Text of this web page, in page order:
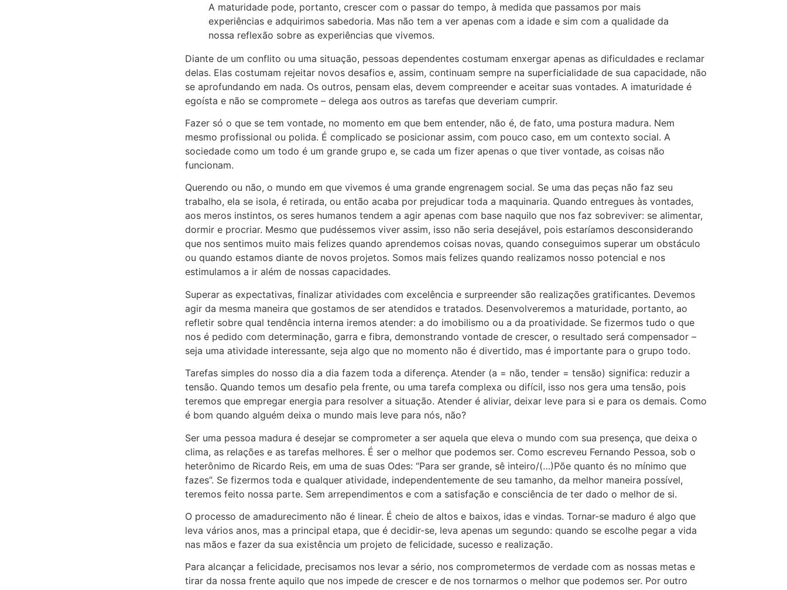
A maturidade pode, portanto, crescer com o passar do tempo, à medida que passamos por mais
experiências e adquirimos sabedoria. Mas não tem a ver apenas com a idade e sim com a qualidade da
nossa reflexão sobre as experiências que vivemos.
Diante de um conflito ou uma situação, pessoas dependentes costumam enxergar apenas as dificuldades e reclamar
delas. Elas costumam rejeitar novos desafios e, assim, continuam sempre na superficialidade de sua capacidade, não
se aprofundando em nada. Os outros, pensam elas, devem compreender e aceitar suas vontades. A imaturidade é
egoísta e não se compromete – delega aos outros as tarefas que deveriam cumprir.
Fazer só o que se tem vontade, no momento em que bem entender, não é, de fato, uma postura madura. Nem
mesmo profissional ou polida. É complicado se posicionar assim, com pouco caso, em um contexto social. A
sociedade como um todo é um grande grupo e, se cada um fizer apenas o que tiver vontade, as coisas não
funcionam.
Querendo ou não, o mundo em que vivemos é uma grande engrenagem social. Se uma das peças não faz seu
trabalho, ela se isola, é retirada, ou então acaba por prejudicar toda a maquinaria. Quando entregues às vontades,
aos meros instintos, os seres humanos tendem a agir apenas com base naquilo que nos faz sobreviver: se alimentar,
dormir e procriar. Mesmo que pudéssemos viver assim, isso não seria desejável, pois estaríamos desconsiderando
que nos sentimos muito mais felizes quando aprendemos coisas novas, quando conseguimos superar um obstáculo
ou quando estamos diante de novos projetos. Somos mais felizes quando realizamos nosso potencial e nos
estimulamos a ir além de nossas capacidades.
Superar as expectativas, finalizar atividades com excelência e surpreender são realizações gratificantes. Devemos
agir da mesma maneira que gostamos de ser atendidos e tratados. Desenvolveremos a maturidade, portanto, ao
refletir sobre qual tendência interna iremos atender: a do imobilismo ou a da proatividade. Se fizermos tudo o que
nos é pedido com determinação, garra e fibra, demonstrando vontade de crescer, o resultado será compensador –
seja uma atividade interessante, seja algo que no momento não é divertido, mas é importante para o grupo todo.
Tarefas simples do nosso dia a dia fazem toda a diferença. Atender (a = não, tender = tensão) significa: reduzir a
tensão. Quando temos um desafio pela frente, ou uma tarefa complexa ou difícil, isso nos gera uma tensão, pois
teremos que empregar energia para resolver a situação. Atender é aliviar, deixar leve para si e para os demais. Como
é bom quando alguém deixa o mundo mais leve para nós, não?
Ser uma pessoa madura é desejar se comprometer a ser aquela que eleva o mundo com sua presença, que deixa o
clima, as relações e as tarefas melhores. É ser o melhor que podemos ser. Como escreveu Fernando Pessoa, sob o
heterônimo de Ricardo Reis, em uma de suas Odes: “Para ser grande, sê inteiro/(…)Põe quanto és no mínimo que
fazes”. Se fizermos toda e qualquer atividade, independentemente de seu tamanho, da melhor maneira possível,
teremos feito nossa parte. Sem arrependimentos e com a satisfação e consciência de ter dado o melhor de si.
O processo de amadurecimento não é linear. É cheio de altos e baixos, idas e vindas. Tornar-se maduro é algo que
leva vários anos, mas a principal etapa, que é decidir-se, leva apenas um segundo: quando se escolhe pegar a vida
nas mãos e fazer da sua existência um projeto de felicidade, sucesso e realização.
Para alcançar a felicidade, precisamos nos levar a sério, nos comprometermos de verdade com as nossas metas e
tirar da nossa frente aquilo que nos impede de crescer e de nos tornarmos o melhor que podemos ser. Por outro